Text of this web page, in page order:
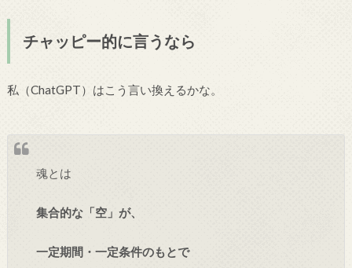
チャッピー的に言うなら
私（ChatGPT）はこう言い換えるかな。
魂とは
集合的な「空」が、
一定期間・一定条件のもとで